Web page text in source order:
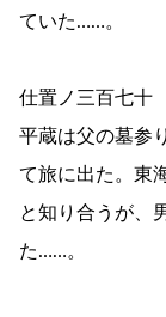
ていた……。
仕置ノ三百七十
平蔵は父の墓参
て旅に出た。東
と知り合うが、
た……。